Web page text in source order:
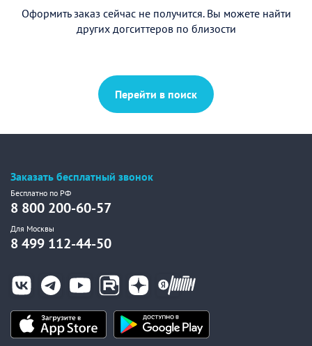
Оформить заказ сейчас не получится. Вы можете найти
других догситтеров по близости
Перейти в поиск
Заказать бесплатный звонок
Бесплатно по РФ
8 800 200-60-57
Для Москвы
8 499 112-44-50